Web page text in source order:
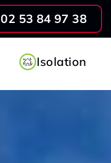
02 53 84 97 38
Isolation